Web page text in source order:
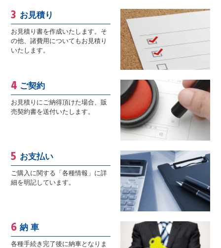
お見積り
お見積り書を作成いたします。そ
の他、諸費用についてもお見積り
いたします。
ご契約
お見積りにご納得頂けた場合、販
売契約書を送付いたします。
お支払い
ご購入に関する「各種情報」に詳
細を明記しています。
納 車
各種手続き完了後に納車となりま